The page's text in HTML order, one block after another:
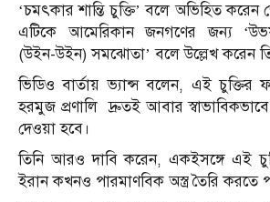
‘চমৎকার শান্তি চুক্তি’ বলে অভিহিত করেন
এটিকে আমেরিকান জনগণের জন্য
(উইন-উইন) সমঝোতা’ বলে উল্লেখ করেন
ভিডিও বার্তায় ভ্যান্স বলেন, এই চুক্তির
হরমুজ প্রণালি দ্রুতই আবার
দেওয়া হবে।
তিনি আরও দাবি করেন, একইসঙ্গে এই
ইরান কখনও পারমাণবিক অস্ত্র তৈরি করতে